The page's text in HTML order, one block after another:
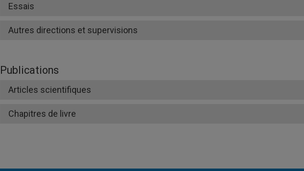
Essais
Autres directions et supervisions
Publications
Articles scientifiques
Chapitres de livre